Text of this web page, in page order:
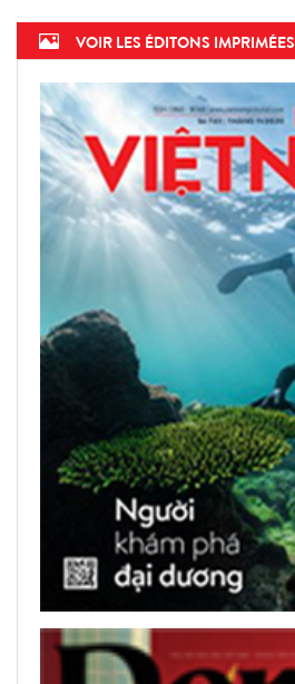
VOIR LES ÉDITONS IMPRIMÉES